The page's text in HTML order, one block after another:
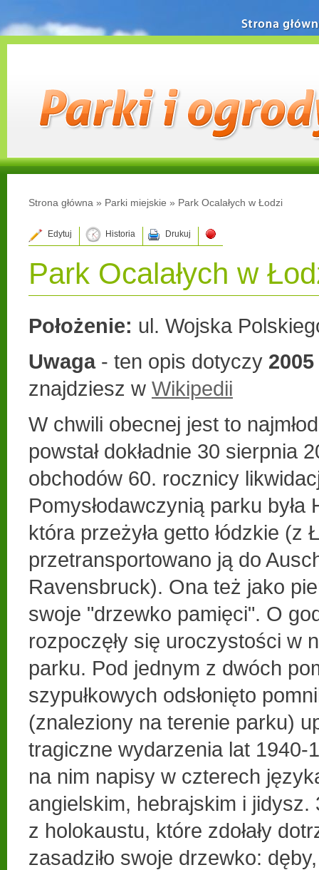
Strona główna » Parki miejskie » Park Ocalałych w Łodzi
Edytuj Historia Drukuj
Park Ocalałych w
Położenie: ul. Wojska
Uwaga- ten opis dotyczy 2005
znajdziesz w Wikipedii
W chwili obecnej jest to
powstał dokładnie 30 sierpnia
obchodów 60. rocznicy
Pomysłodawczynią parku
która przeżyła getto łódzkie (z
przetransportowano ją do
Ravensbruck). Ona też jako
swoje "drzewko pamięci". O
rozpoczęły się uroczystości w
parku. Pod jednym z dwóch
szypułkowych odsłonięto
(znaleziony na terenie parku)
tragiczne wydarzenia lat 1940-
na nim napisy w czterech
angielskim, hebrajskim i jidysz.
z holokaustu, które zdołały
zasadziło swoje drzewko:
Strona główna